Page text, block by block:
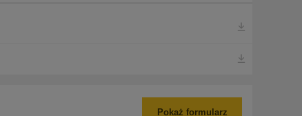
Pokaż formularz